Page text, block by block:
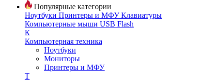
Популярные категории
Ноутбуки Принтеры и МФУ Клавиатуры
Компьютерные мыши USB Flash
К
Компьютерная техника
Ноутбуки
Мониторы
Принтеры и МФУ
Т